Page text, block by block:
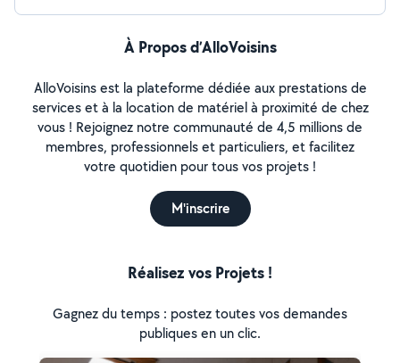
À Propos d’AlloVoisins
AlloVoisins est la plateforme dédiée aux prestations de
services et à la location de matériel à proximité de chez
vous ! Rejoignez notre communauté de 4,5 millions de
membres, professionnels et particuliers, et facilitez
votre quotidien pour tous vos projets !
M'inscrire
Réalisez vos Projets !
Gagnez du temps : postez toutes vos demandes
publiques en un clic.